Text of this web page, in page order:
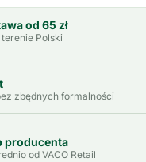
od 65 zł
Polski
zbędnych formalności
producenta
od VACO Retail